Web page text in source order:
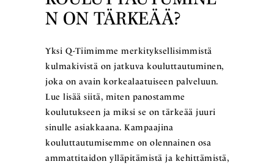
N ON TÄRKEÄÄ?
Yksi Q-Tiimimme merkityksellisimmistä
kulmakivistä on jatkuva kouluttautuminen,
joka on avain korkealaatuiseen palveluun.
Lue lisää siitä, miten panostamme
koulutukseen ja miksi se on tärkeää juuri
sinulle asiakkaana. Kampaajina
kouluttautumisemme on olennainen osa
ammattitaidon ylläpitämistä ja kehittämistä,